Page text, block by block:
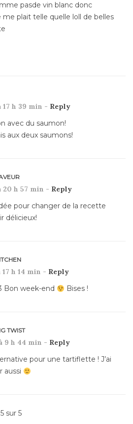
pasde vin blanc donc
plait telle quelle loll de belles
17 h 39 min - Reply
avec du saumon!
aux deux saumons!
20 h 57 min - Reply
pour changer de la recette
délicieux!
h 14 min - Reply
Bon week-end
Bises !
TWIST
9 h 44 min - Reply
pour une tartiflette ! J’ai
aussi
5 sur 5